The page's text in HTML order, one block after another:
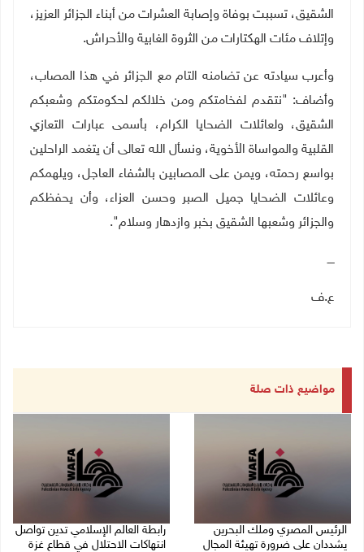
الشقيق، تسببت بوفاة وإصابة العشرات من أبناء الجزائر العزيز،
وإتلاف مئات الهكتارات من الثروة الغابية والأحراش.
وأعرب سيادته عن تضامنه التام مع الجزائر في هذا المصاب،
وأضاف: "نتقدم لفخامتكم ومن خلالكم لحكومتكم وشعبكم
الشقيق، ولعائلات الضحايا الكرام، بأسمى عبارات التعازي
القلبية والمواساة الأخوية، ونسأل الله تعالى أن يتغمد الراحلين
بواسع رحمته، ويمن على المصابين بالشفاء العاجل، ويلهمكم
وعائلات الضحايا جميل الصبر وحسن العزاء، وأن يحفظكم
والجزائر وشعبها الشقيق بخبر وازدهار وسلام".
ــــ
ع.ف
مواضيع ذات صلة
الرئيس المصري وملك البحرين
يشددان على ضرورة تهيئة المجال
رابطة العالم الإسلامي تدين تواصل
انتهاكات الاحتلال في قطاع غزة